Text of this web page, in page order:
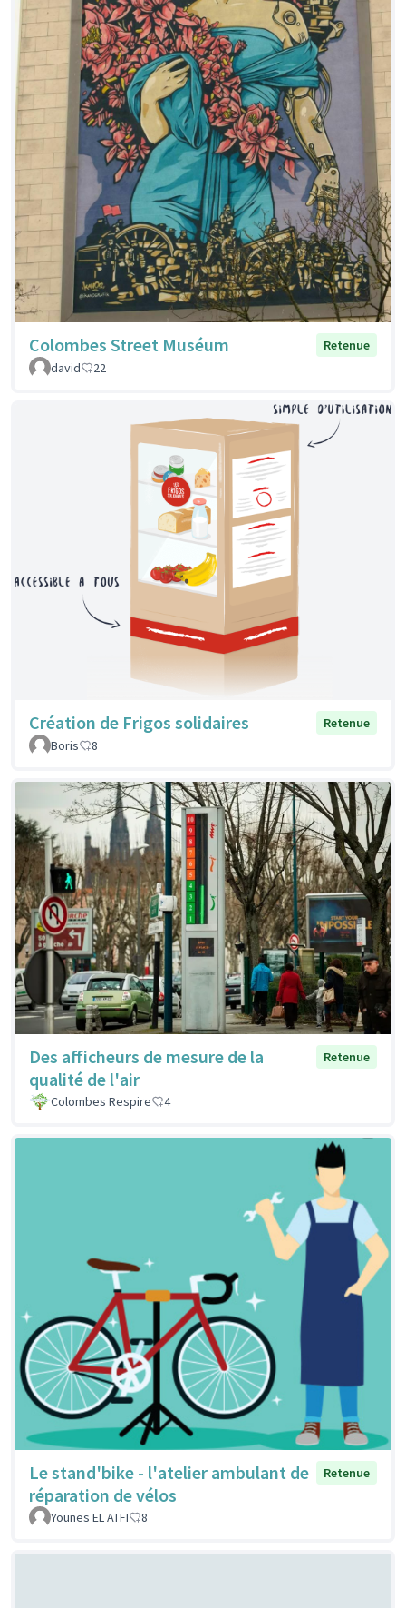
Colombes Street Muséum
Retenue
david
22
Création de Frigos solidaires
Retenue
Boris
8
Des afficheurs de mesure de la
qualité de l'air
Retenue
Colombes Respire 4
Le stand'bike - l'atelier ambulant de
réparation de vélos
Retenue
Younes EL ATFI 8